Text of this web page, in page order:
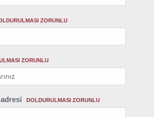
ZORUNLU
ZORUNLU
adresi DOLDURULMASI ZORUNLU